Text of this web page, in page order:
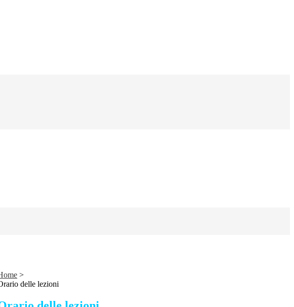
>
delle lezioni